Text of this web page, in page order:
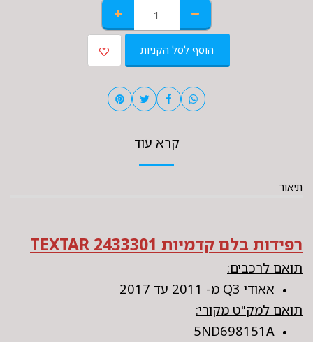
הוסף לסל הקניות
קרא עוד
תיאור
רפידות בלם קדמיות TEXTAR 2433301
תואם לרכבים:
אאודי Q3 מ- 2011 עד 2017
תואם למק"ט מקורי:
5ND698151A